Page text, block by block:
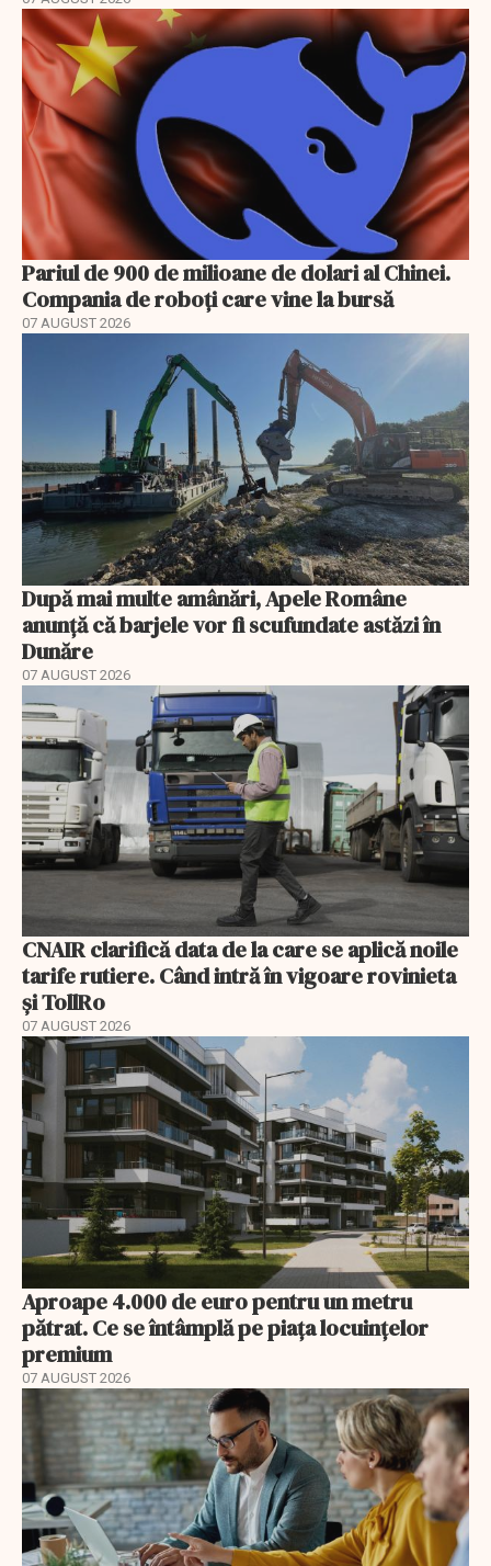
Pariul de 900 de milioane de dolari al Chinei.
Compania de roboți care vine la bursă
07 AUGUST 2026
După mai multe amânări, Apele Române
anunță că barjele vor fi scufundate astăzi în
Dunăre
07 AUGUST 2026
CNAIR clarifică data de la care se aplică noile
tarife rutiere. Când intră în vigoare rovinieta
și TollRo
07 AUGUST 2026
Aproape 4.000 de euro pentru un metru
pătrat. Ce se întâmplă pe piața locuințelor
premium
07 AUGUST 2026